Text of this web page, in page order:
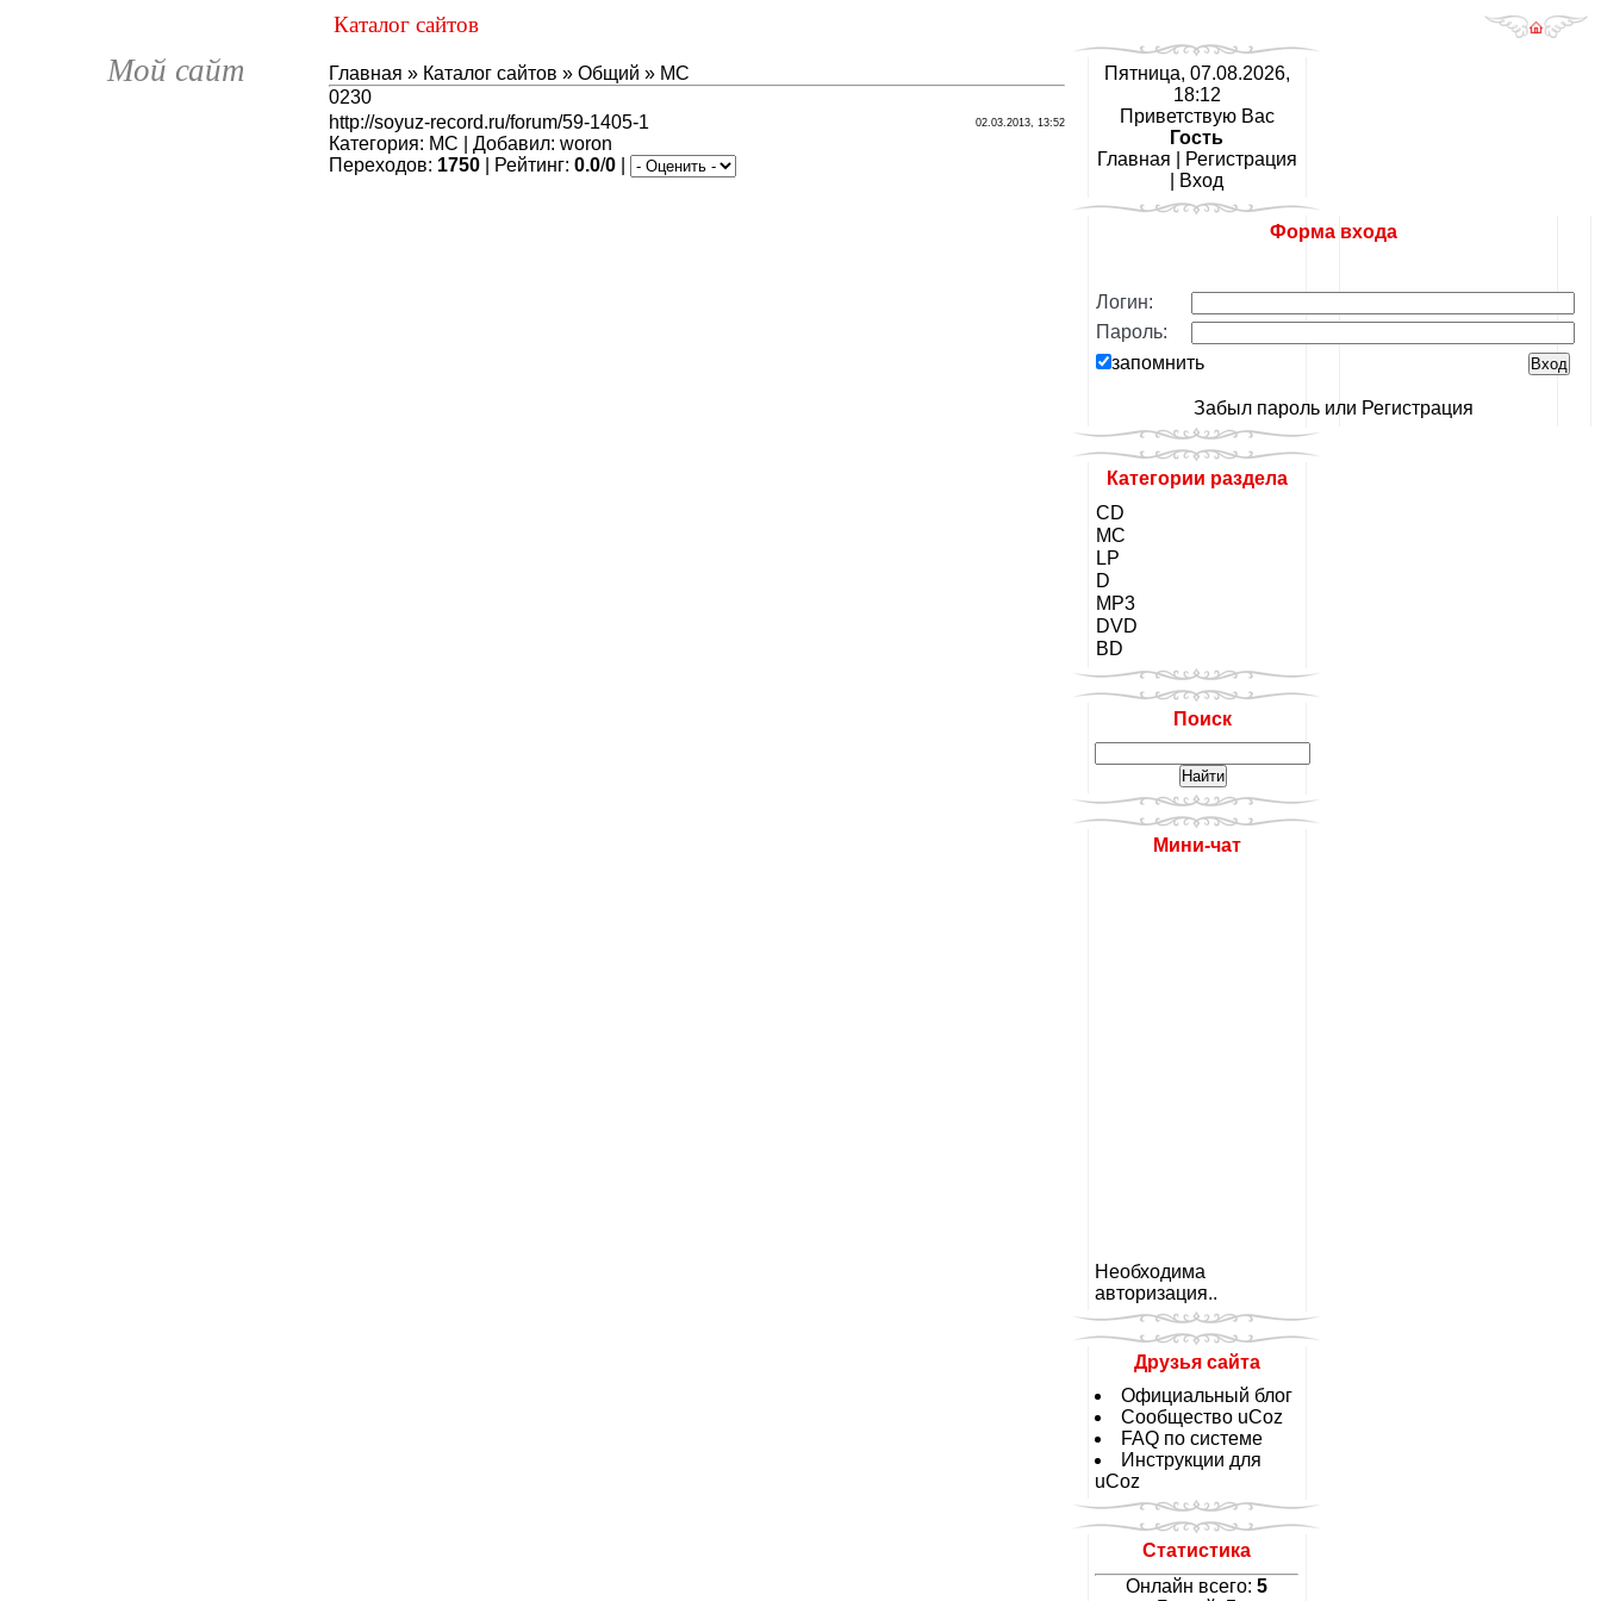
Мой сайт
Каталог сайтов
Главная » Каталог сайтов » Общий » MC
0230
http://soyuz-record.ru/forum/59-1405-1
02.03.2013, 13:52
Категория: MC Добавил: woron
Переходов: 1750 Рейтинг: 0.0/0
Пятница, 07.08.2026,
18:12
Приветствую Вас
Гость
Главная
Регистрация
Вход
Форма входа
Логин:
Пароль:
запомнить
Забыл парольили Регистрация
Категории раздела
CD
MC
LP
D
MP3
DVD
BD
Поиск
Мини-чат
Необходима
авторизация..
Друзья сайта
Официальный блог
Сообщество uCoz
FAQ по системе
Инструкции для
uCoz
Статистика
Онлайн всего: 5